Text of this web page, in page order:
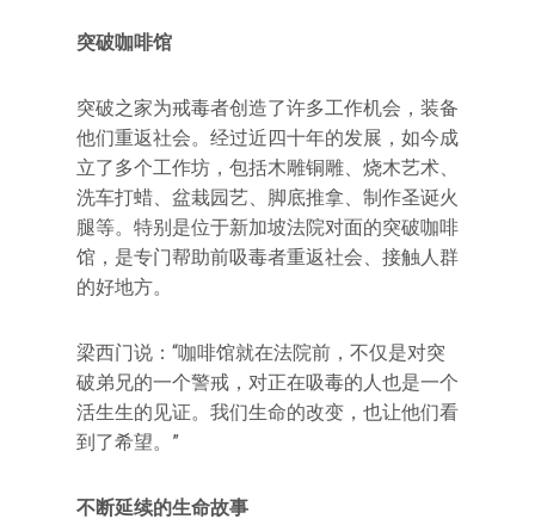
突破咖啡馆
突破之家为戒毒者创造了许多工作机会，装备
他们重返社会。经过近四十年的发展，如今成
立了多个工作坊，包括木雕铜雕、烧木艺术、
洗车打蜡、盆栽园艺、脚底推拿、制作圣诞火
腿等。特别是位于新加坡法院对面的突破咖啡
馆，是专门帮助前吸毒者重返社会、接触人群
的好地方。
梁西门说：“咖啡馆就在法院前，不仅是对突
破弟兄的一个警戒，对正在吸毒的人也是一个
活生生的见证。我们生命的改变，也让他们看
到了希望。”
不断延续的生命故事